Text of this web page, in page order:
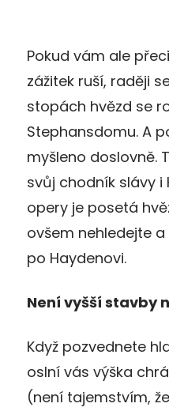
Pokud vám ale
zážitek ruší, raději
stopách hvězd se
Stephansdomu. A
myšleno doslovně.
svůj chodník slávy i
opery je posetá
ovšem nehledejte
po Haydenovi.
Není vyšší stavby
Když pozvednete
oslní vás výška
(není tajemstvím,